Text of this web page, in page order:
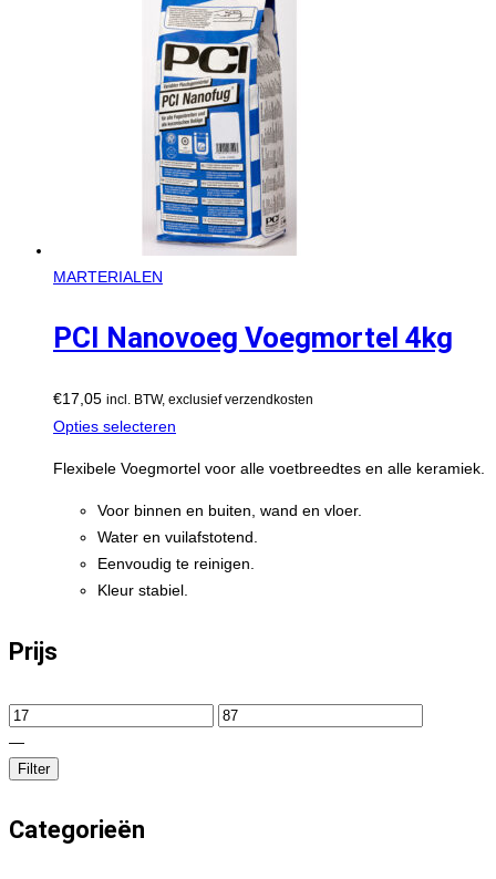
MARTERIALEN
PCI Nanovoeg Voegmortel 4kg
€17,05 incl. BTW, exclusief verzendkosten
Opties selecteren
Flexibele Voegmortel voor alle voetbreedtes en alle keramiek.
Voor binnen en buiten, wand en vloer.
Water en vuilafstotend.
Eenvoudig te reinigen.
Kleur stabiel.
Prijs
—
Filter
Categorieën